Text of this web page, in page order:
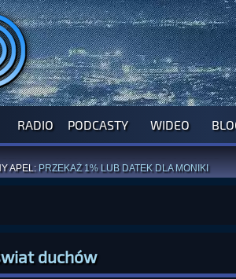
RADIO PODCASTY WIDEO
PROGRAM NA NAJBLIŻSZY TYDZIEŃ
APEL: PRZEKAŻ 1% LUB DATEK DLA MONIKI
duchów